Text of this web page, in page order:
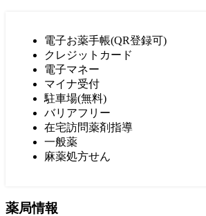
電子お薬手帳(QR登録可)
クレジットカード
電子マネー
マイナ受付
駐車場(無料)
バリアフリー
在宅訪問薬剤指導
一般薬
麻薬処方せん
薬局情報